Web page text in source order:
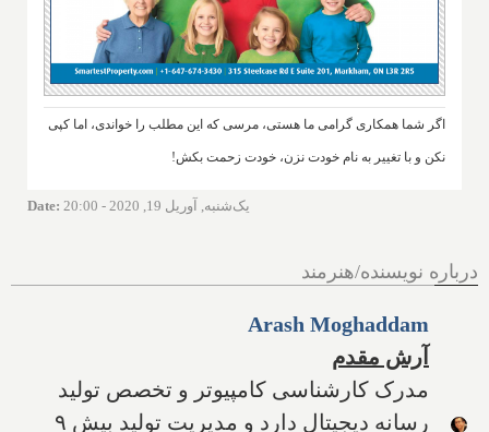
اگر شما همکاری گرامی ما هستی، مرسی که این مطلب را خواندی، اما کپی
نکن و با تغییر به نام خودت نزن، خودت زحمت بکش!
Date: یک‌شنبه, آوریل 19, 2020 - 20:00
درباره نویسنده/هنرمند
Arash Moghaddam
آرش مقدم
مدرک کارشناسی کامپیوتر و تخصص تولید
رسانه دیجیتال دارد و مدیریت تولید بیش ۹